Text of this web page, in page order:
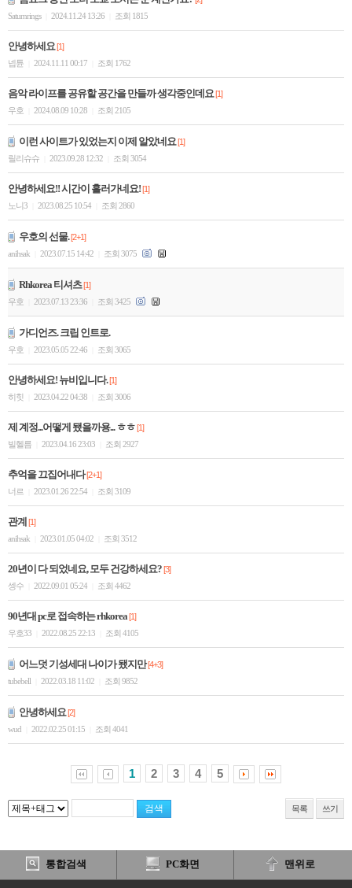
Saturnrings
2024.11.24 13:26 조회 1815
안녕하세요[1]
넵튠
2024.11.11 00:17 조회 1762
음악 라이프를 공유할 공간을 만들까 생각중인데요[1]
우호
2024.08.09 10:28 조회 2105
이런 사이트가 있었는지 이제 알았네요[1]
릴리슈슈
2023.09.28 12:32 조회 3054
안녕하세요!! 시간이 흘러가네요![1]
노니3
2023.08.25 10:54 조회 2860
우호의 선물.[2+1]
anihsak
2023.07.15 14:42 조회 3075
Rhkorea 티셔츠[1]
우호
2023.07.13 23:36 조회 3425
가디언즈. 크립 인트로.
우호 2023.05.05 22:46 조회 3065
안녕하세요! 뉴비입니다.[1]
히힛
2023.04.22 04:38 조회 3006
제 계정...어떻게 됐을까용... ㅎㅎ[1]
빌헬름
2023.04.16 23:03 조회 2927
추억을 끄집어내다[2+1]
너르
2023.01.26 22:54 조회 3109
관계[1]
anihsak
2023.01.05 04:02 조회 3512
20년이 다 되었네요, 모두 건강하세요?[3]
셍수
2022.09.01 05:24 조회 4462
90년대 pc로 접속하는 rhkorea[1]
우호33
2022.08.25 22:13 조회 4105
어느덧 기성세대 나이가 됐지만[4+3]
tubebell
2022.03.18 11:02 조회 9852
안녕하세요[2]
wud
2022.02.25 01:15 조회 4041
1 2 3 4 5
목록 쓰기
통합검색 PC화면 맨위로